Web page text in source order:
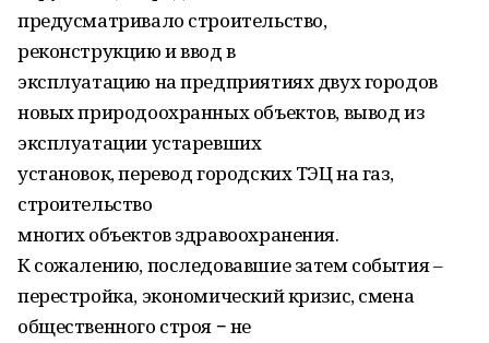
предусматривало строительство,
реконструкцию и ввод в
эксплуатацию на предприятиях двух городов
новых природоохранных объектов, вывод из
эксплуатации устаревших
установок, перевод городских ТЭЦ на газ,
строительство
многих объектов здравоохранения.
К сожалению, последовавшие затем события –
перестройка, экономический кризис, смена
общественного строя − не